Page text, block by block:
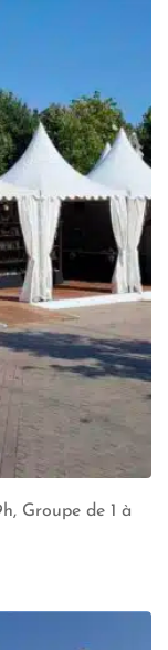
Groupe de 1 à